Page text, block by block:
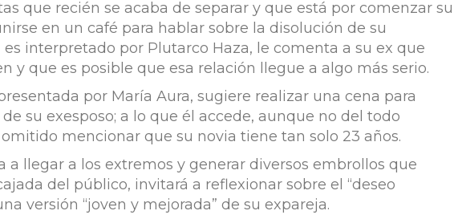
que recién se acaba de separar y que está por comenzar su
en un café para hablar sobre la disolución de su
interpretado por Plutarco Haza, le comenta a su ex que
y que es posible que esa relación llegue a algo más serio.
por María Aura, sugiere realizar una cena para
su exesposo; a lo que él accede, aunque no del todo
mencionar que su novia tiene tan solo 23 años.
a llegar a los extremos y generar diversos embrollos que
del público, invitará a reflexionar sobre el “deseo
versión “joven y mejorada” de su expareja.